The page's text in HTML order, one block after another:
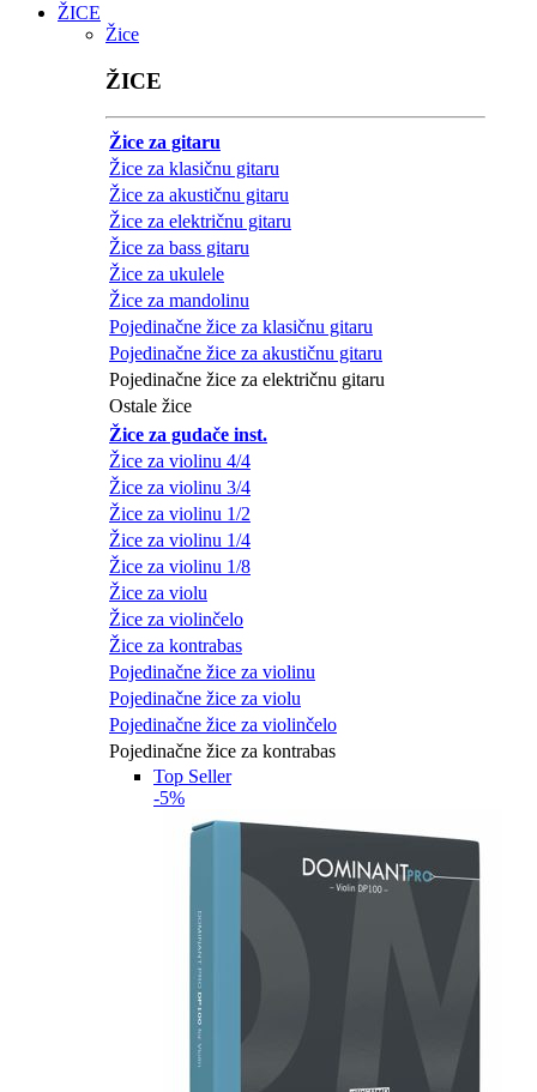
ŽICE
Žice
ŽICE
Žice za gitaru
Žice za klasičnu gitaru
Žice za akustičnu gitaru
Žice za električnu gitaru
Žice za bass gitaru
Žice za ukulele
Žice za mandolinu
Pojedinačne žice za klasičnu gitaru
Pojedinačne žice za akustičnu gitaru
Pojedinačne žice za električnu gitaru
Ostale žice
Žice za gudače inst.
Žice za violinu 4/4
Žice za violinu 3/4
Žice za violinu 1/2
Žice za violinu 1/4
Žice za violinu 1/8
Žice za violu
Žice za violinčelo
Žice za kontrabas
Pojedinačne žice za violinu
Pojedinačne žice za violu
Pojedinačne žice za violinčelo
Pojedinačne žice za kontrabas
Top Seller
-5%